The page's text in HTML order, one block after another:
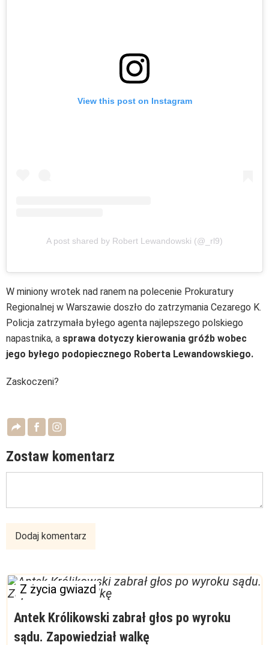
View this post on Instagram
A post shared by Robert Lewandowski (@_rl9)
W miniony wrotek nad ranem na polecenie Prokuratury
Regionalnej w Warszawie doszło do zatrzymania Cezarego K.
Policja zatrzymała byłego agenta najlepszego polskiego
napastnika, a sprawa dotyczy kierowania gróźb wobec
jego byłego podopiecznego Roberta Lewandowskiego.
Zaskoczeni?
Zostaw komentarz
Z życia gwiazd
Antek Królikowski zabrał głos po wyroku
sądu. Zapowiedział walkę